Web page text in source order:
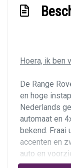
Airco
Electronic
Lederen
Lederen
Lederen/
Stuur en
Hoera, ik ben
De Range
en hoge
Nederlands
automaat en
bekend. Fraai
accenten en
auto en
panoramadak,